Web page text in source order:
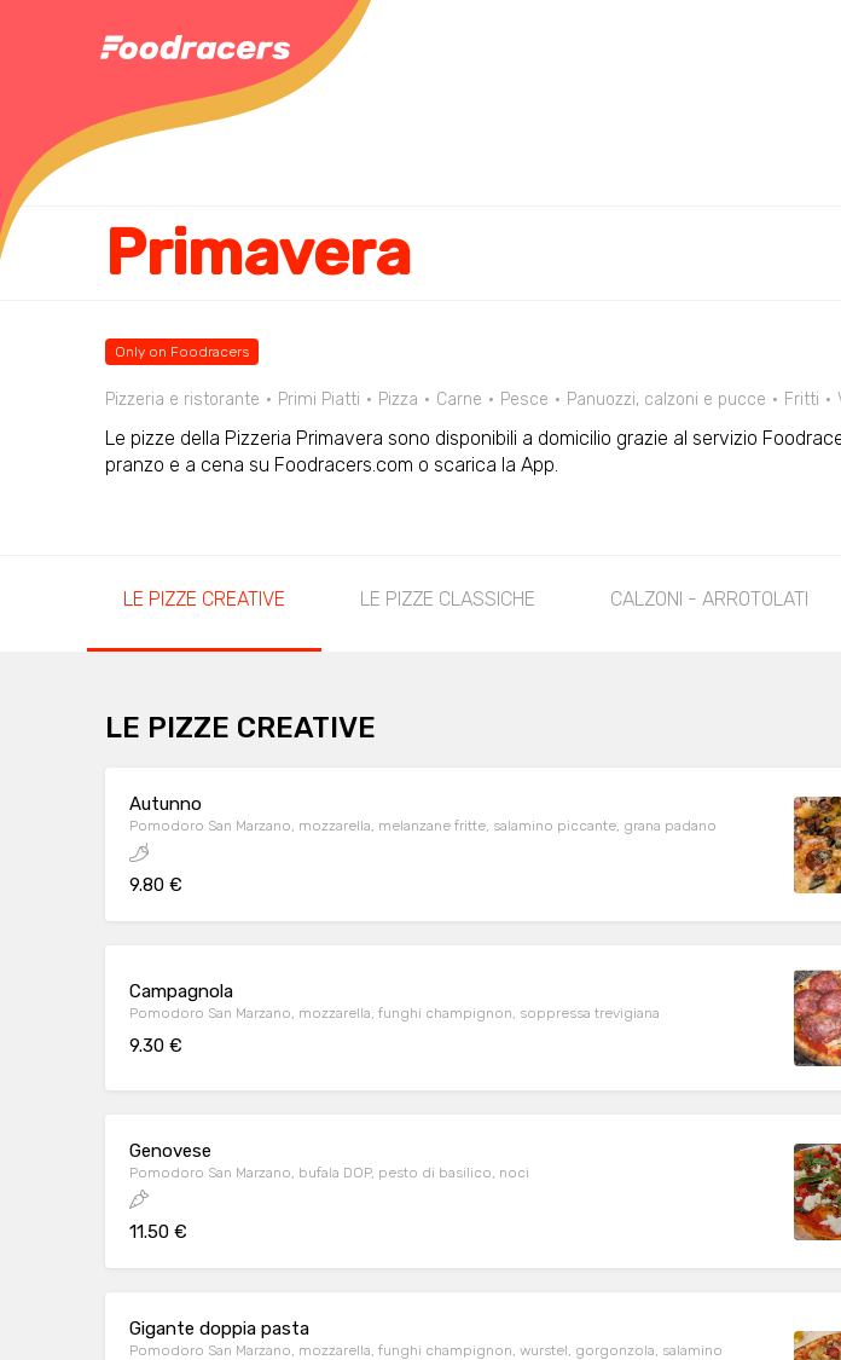
Primavera
Only on Foodracers
Pizzeria e ristorante Primi Piatti Pizza Carne Pesce Panuozzi, calzoni e pucce Fritti
Le pizze della Pizzeria Primavera sono disponibili a domicilio grazie al servizio
pranzo e a cena su Foodracers.com o scarica la App.
LE PIZZE CREATIVE LE PIZZE CLASSICHE CALZONI - ARROTOLATI
LE PIZZE CREATIVE
Autunno
Pomodoro San Marzano, mozzarella, melanzane fritte, salamino piccante, grana padano
9.80 €
Campagnola
Pomodoro San Marzano, mozzarella, funghi champignon, soppressa trevigiana
9.30 €
Genovese
Pomodoro San Marzano, bufala DOP, pesto di basilico, noci
11.50 €
Gigante doppia pasta
Pomodoro San Marzano, mozzarella, funghi champignon, wurstel, gorgonzola, salamino